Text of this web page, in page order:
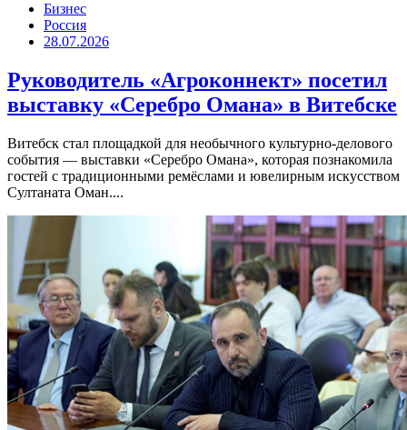
Бизнес
Россия
28.07.2026
Руководитель «Агроконнект» посетил
выставку «Серебро Омана» в Витебске
Витебск стал площадкой для необычного культурно-делового
события — выставки «Серебро Омана», которая познакомила
гостей с традиционными ремёслами и ювелирным искусством
Султаната Оман....